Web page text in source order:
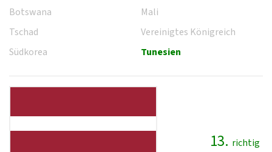
Botswana
Tschad
Südkorea
Mali
Vereinigtes Königreich
Tunesien
13. richtig